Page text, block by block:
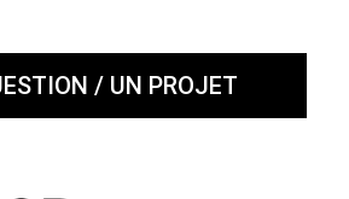
/ UN PROJET